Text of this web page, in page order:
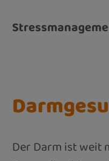
Der Darm ist weit